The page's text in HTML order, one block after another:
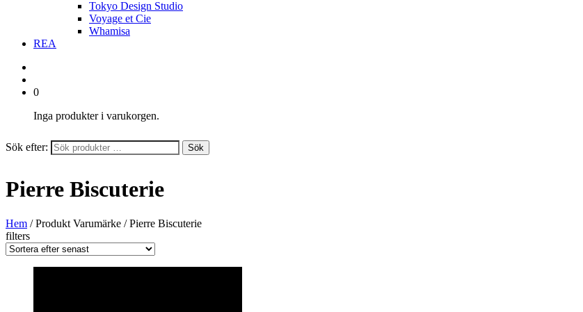
Tokyo Design Studio
Voyage et Cie
Whamisa
REA
0
Inga produkter i varukorgen.
Sök efter: Sök
Pierre Biscuterie
Hem / Produkt Varumärke / Pierre Biscuterie
filters